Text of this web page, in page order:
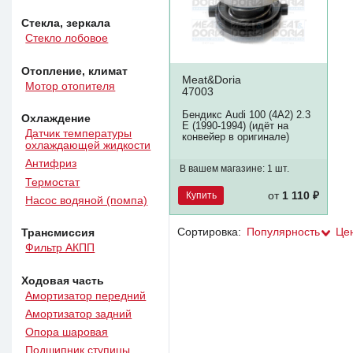
Стекла, зеркала
Стекло лобовое
Отопление, климат
Мотор отопителя
Охлаждение
Датчик температуры
охлаждающей жидкости
Антифриз
Термостат
Насос водяной (помпа)
Трансмиссия
Фильтр АКПП
Ходовая часть
Амортизатор передний
Амортизатор задний
Опора шаровая
Подшипник ступицы
Meat&Doria
47003
Бендикс Audi 100 (4A2) 2.3
E (1990-1994) (идёт на
конвейер в оригинале)
В вашем магазине: 1 шт.
Купить от1 110 ₽
Сортировка: Популярность